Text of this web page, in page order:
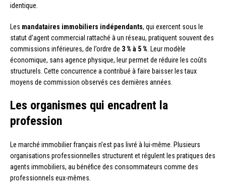
identique.
Les mandataires immobiliers indépendants, qui exercent sous le
statut d’agent commercial rattaché à un réseau, pratiquent souvent des
commissions inférieures, de l’ordre de 3 % à 5 % . Leur modèle
économique, sans agence physique, leur permet de réduire les coûts
structurels. Cette concurrence a contribué à faire baisser les taux
moyens de commission observés ces dernières années.
Les organismes qui encadrent la
profession
Le marché immobilier français n’est pas livré à lui-même. Plusieurs
organisations professionnelles structurent et régulent les pratiques des
agents immobiliers, au bénéfice des consommateurs comme des
professionnels eux-mêmes.